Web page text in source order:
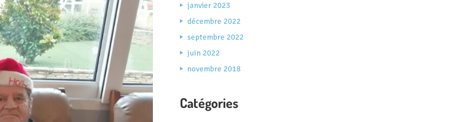
janvier 2023
décembre 2022
septembre 2022
juin 2022
novembre 2018
Catégories